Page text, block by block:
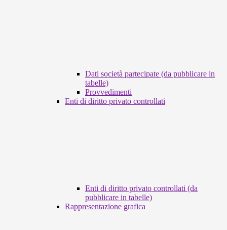
Dati società partecipate (da pubblicare in
tabelle)
Provvedimenti
Enti di diritto privato controllati
Enti di diritto privato controllati (da
pubblicare in tabelle)
Rappresentazione grafica